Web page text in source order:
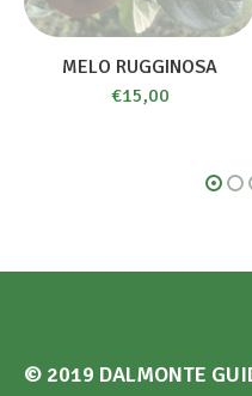
MELO RUGGINOSA
€15,00
© 2019 DALMONTE